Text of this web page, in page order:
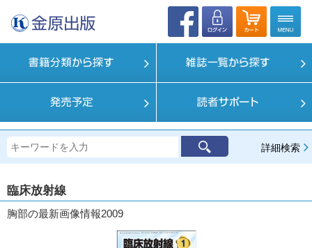
詳細検索
臨床放射線
胸部の最新画像情報2009